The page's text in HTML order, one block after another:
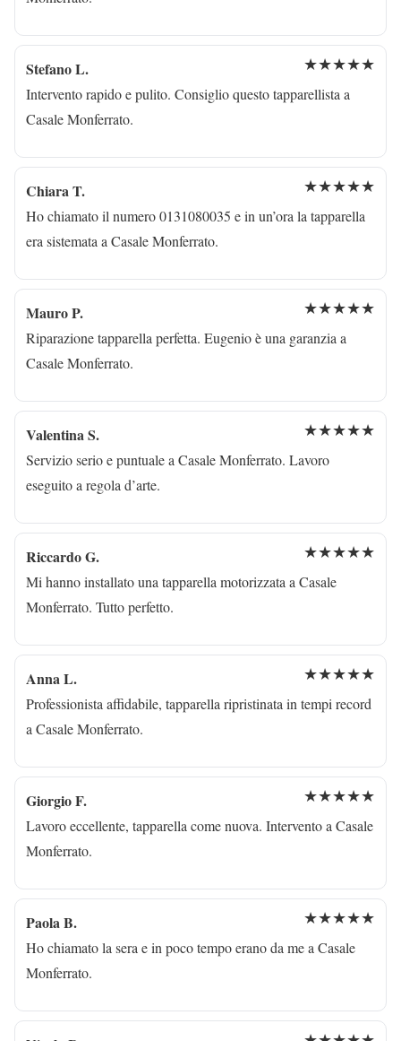
Stefano L. ★★★★★
Intervento rapido e pulito. Consiglio questo tapparellista a
Casale Monferrato.
Chiara T. ★★★★★
Ho chiamato il numero 0131080035 e in un’ora la tapparella
era sistemata a Casale Monferrato.
Mauro P. ★★★★★
Riparazione tapparella perfetta. Eugenio è una garanzia a
Casale Monferrato.
Valentina S. ★★★★★
Servizio serio e puntuale a Casale Monferrato. Lavoro
eseguito a regola d’arte.
Riccardo G. ★★★★★
Mi hanno installato una tapparella motorizzata a Casale
Monferrato. Tutto perfetto.
Anna L. ★★★★★
Professionista affidabile, tapparella ripristinata in tempi record
a Casale Monferrato.
Giorgio F. ★★★★★
Lavoro eccellente, tapparella come nuova. Intervento a Casale
Monferrato.
Paola B. ★★★★★
Ho chiamato la sera e in poco tempo erano da me a Casale
Monferrato.